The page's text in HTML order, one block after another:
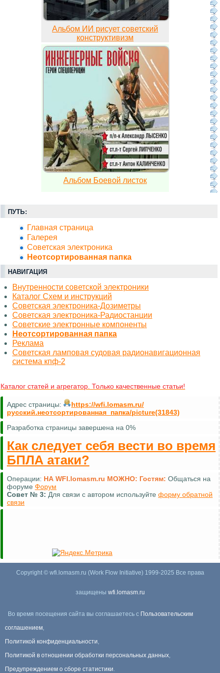
Альбом ИИ рисует советский
конструктивизм
Альбом Боевой листок
ПУТЬ:
Главная страница
Галерея
Советская электроника
Неотсортированная папка
НАВИГАЦИЯ
Внутренности советской электроники
Каталог Схем и инструкций
Советская электроника-Дозиметры
Советская электроника-Радиостанции
Советские электронные компоненты
Неотсортированная папка
Реклама
Советская ламповая судовая радионавигационная
система кпф-2
Каталог статей и агрегатор. Только качественные статьи!
Адрес страницы:
https://wfi.lomasm.ru/
русский.неотсортированная_папка/picture(31843)
Разработка страницы завершена на 0%
Как следует себя вести во время
БПЛА атаки?
Операции: НА WFI.lomasm.ru МОЖНО: Гостям: Общаться на
форуме Форум
Совет № 3: Для связи с автором используйте форму обратной
связи
Copyright © wfi.lomasm.ru (Work Flow Initiative) 1999-2025 Все права
защищены wfi.lomasm.ru
Во время посещения сайта вы соглашаетесь с Пользовательским
соглашением,
Политикой конфиденциальности,
Политикой в отношении обработки персональных данных,
Предупреждением о сборе статистики.